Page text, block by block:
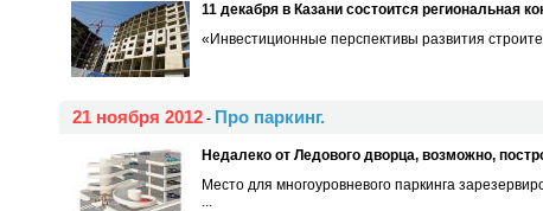
11 декабря в Казани состоится региональная
«Инвестиционные перспективы развития
21 ноября 2012 - Про паркинг.
Недалеко от Ледового дворца, возможно,
Место для многоуровневого паркинга
...